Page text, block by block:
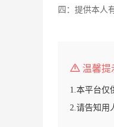
四：提供本人
温馨提
1.本平台仅
2.请告知用